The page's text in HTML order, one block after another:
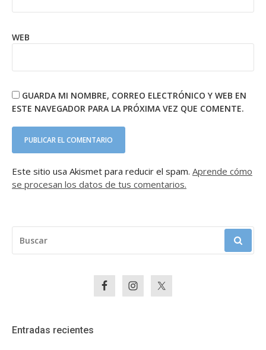
WEB
GUARDA MI NOMBRE, CORREO ELECTRÓNICO Y WEB EN
ESTE NAVEGADOR PARA LA PRÓXIMA VEZ QUE COMENTE.
Este sitio usa Akismet para reducir el spam. Aprende cómo
se procesan los datos de tus comentarios.
Entradas recientes